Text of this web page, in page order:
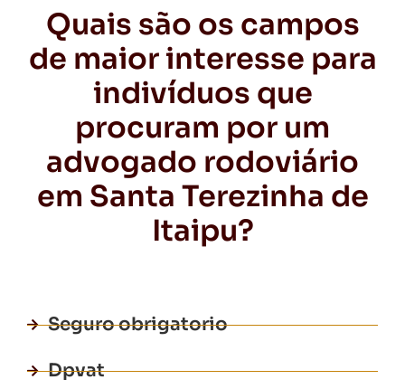
Quais são os campos
de maior interesse para
indivíduos que
procuram por um
advogado rodoviário
em Santa Terezinha de
Itaipu?
Seguro obrigatorio
Dpvat